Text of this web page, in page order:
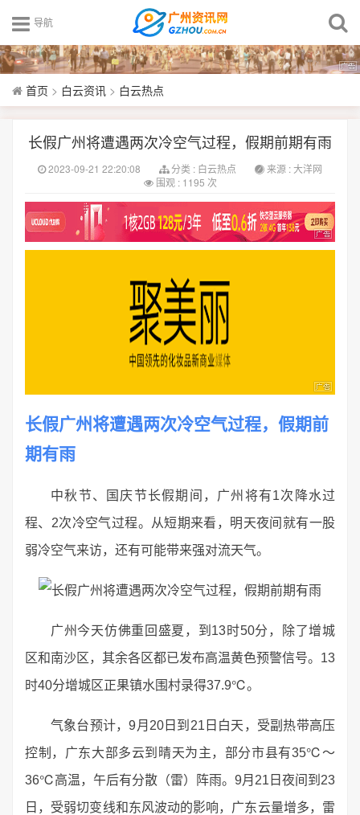
导航
首页 > 白云资讯 > 白云热点
长假广州将遭遇两次冷空气过程，假期前期有雨
2023-09-21 22:20:08 分类 : 白云热点
来源 : 大洋网
围观 : 1195 次
长假广州将遭遇两次冷空气过程，假期前
期有雨
中秋节、国庆节长假期间，广州将有1次降水过
程、2次冷空气过程。从短期来看，明天夜间就有一股
弱冷空气来访，还有可能带来强对流天气。
广州今天仿佛重回盛夏，到13时50分，除了增城
区和南沙区，其余各区都已发布高温黄色预警信号。13
时40分增城区正果镇水围村录得37.9℃。
气象台预计，9月20日到21日白天，受副热带高压
控制，广东大部多云到晴天为主，部分市县有35℃～
36℃高温，午后有分散（雷）阵雨。9月21日夜间到23
日，受弱切变线和东风波动的影响，广东云量增多，雷